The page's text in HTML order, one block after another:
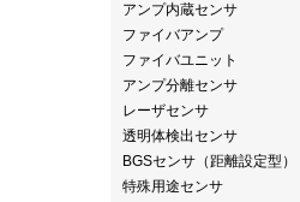
アンプ内蔵センサ
ファイバアンプ
ファイバユニット
アンプ分離センサ
レーザセンサ
透明体検出センサ
BGSセンサ（距離設定型）
特殊用途センサ